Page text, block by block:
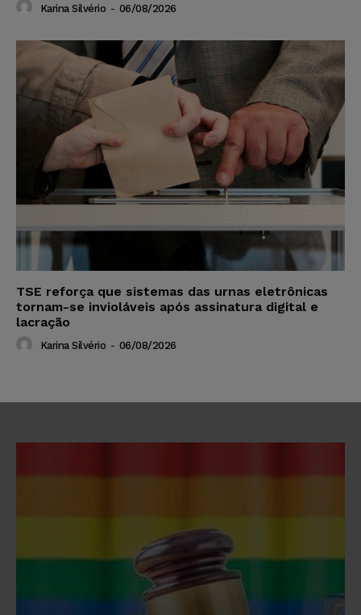
Karina Silvério - 06/08/2026
TSE reforça que sistemas das urnas eletrônicas
tornam-se invioláveis após assinatura digital e
lacração
Karina Silvério - 06/08/2026